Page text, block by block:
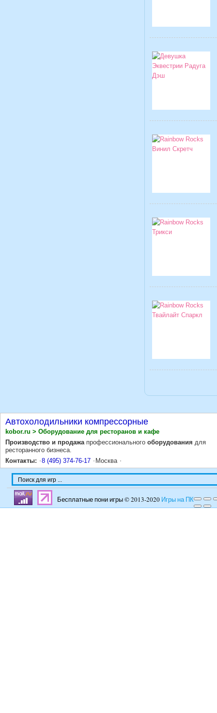
Автохолодильники компрессорные
kobor.ru > Оборудование для ресторанов и кафе
Производство и продажапрофессионального оборудования для
ресторанного бизнеса.
Контакты:
8 (495) 374-76-17 Москва
Бесплатные пони игры © 2013-2020 Игры на ПК